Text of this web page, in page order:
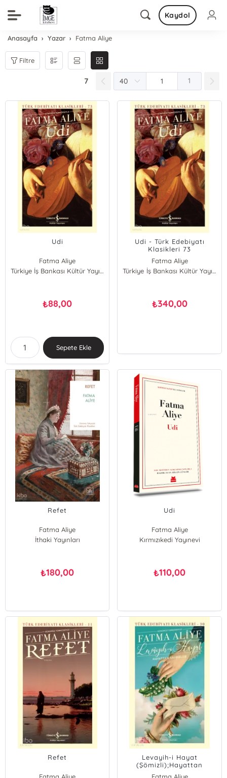
Kaydol
Anasayfa Yazar Fatma Aliye
Filtre
7 1
Udi
Fatma Aliye
Türkiye İş Bankası Kültür Yayınları
₺88,00
Sepete Ekle
Udi - Türk Edebiyatı
Klasikleri 73
Fatma Aliye
Türkiye İş Bankası Kültür Yayınları
₺340,00
Refet
Fatma Aliye
İthaki Yayınları
₺180,00
Udi
Fatma Aliye
Kırmızıkedi Yayınevi
₺110,00
Refet
Levayih-i Hayat
(Şömizli);Hayattan
Sahneler